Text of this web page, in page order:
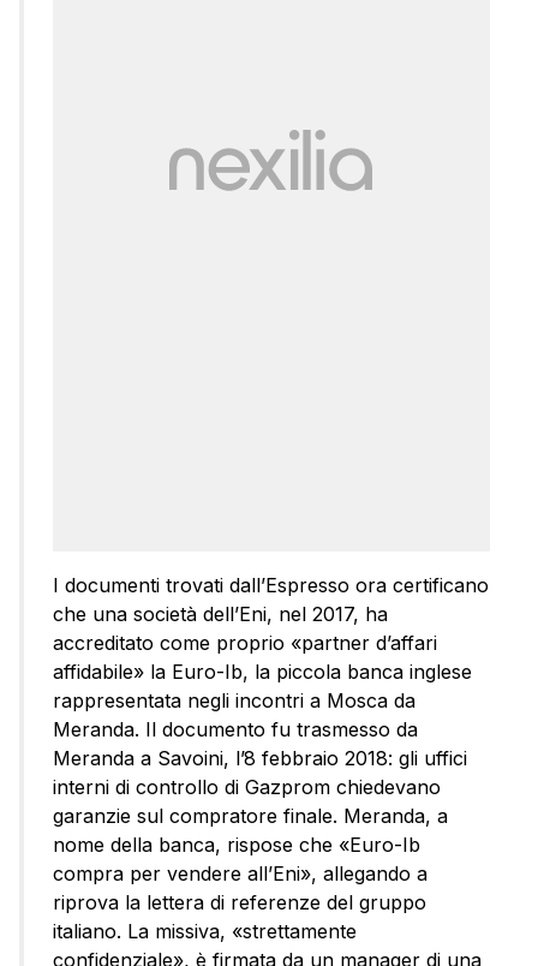
I documenti trovati dall’Espresso ora certificano
che una società dell’Eni, nel 2017, ha
accreditato come proprio «partner d’affari
affidabile» la Euro-Ib, la piccola banca inglese
rappresentata negli incontri a Mosca da
Meranda. Il documento fu trasmesso da
Meranda a Savoini, l’8 febbraio 2018: gli uffici
interni di controllo di Gazprom chiedevano
garanzie sul compratore finale. Meranda, a
nome della banca, rispose che «Euro-Ib
compra per vendere all’Eni», allegando a
riprova la lettera di referenze del gruppo
italiano. La missiva, «strettamente
confidenziale», è firmata da un manager di una